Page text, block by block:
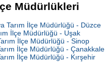
Müdürlükleri
Tarım İlçe Müdürlüğü - Düzce
İlçe Müdürlüğü - Uşak
İlçe Müdürlüğü - Sinop
İlçe Müdürlüğü - Çanakkale
İlçe Müdürlüğü - Kırşehir